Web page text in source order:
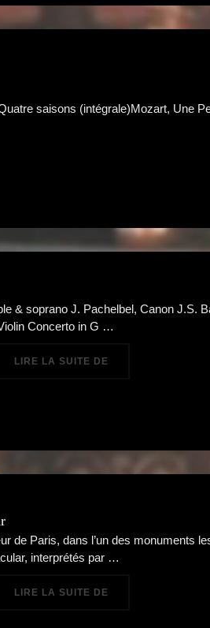
saisons (intégrale)Mozart, Une
& soprano J. Pachelbel, Canon J.S.
Concerto in G …
LIRE LA SUITE DE
de Paris, dans l’un des monuments
interprétés par …
LIRE LA SUITE DE « L’ENSEMBLE